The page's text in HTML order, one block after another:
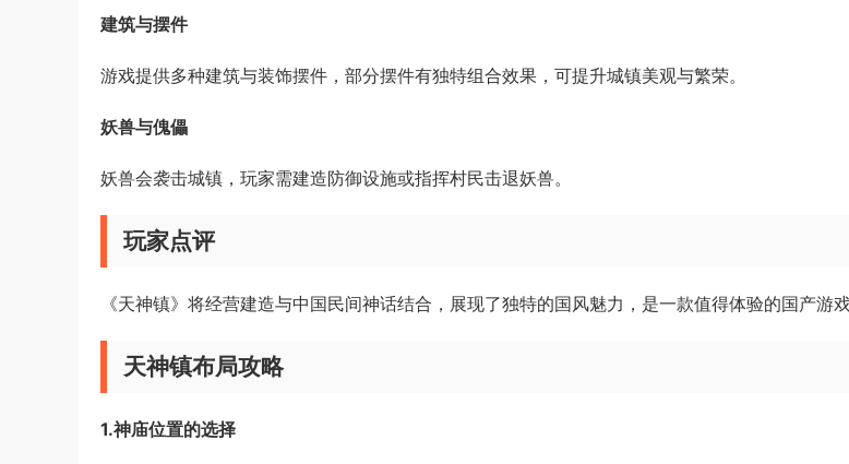
建筑与摆件
游戏提供多种建筑与装饰摆件，部分摆件有独特组合效果，可提升城镇美观与繁荣。
妖兽与傀儡
妖兽会袭击城镇，玩家需建造防御设施或指挥村民击退妖兽。
玩家点评
《天神镇》将经营建造与中国民间神话结合，展现了独特的国风魅力，是一款值得体验的国产游戏
天神镇布局攻略
1.神庙位置的选择